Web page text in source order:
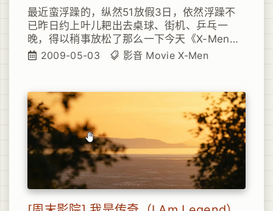
最近蛮浮躁的，纵然51放假3日，依然浮躁不
已昨日约上叶儿耙出去桌球、街机、乒乓一
晚，得以稍事放松了那么一下今天《X-Men
4》上映，作为铁杆Fans，自然不能错过于是
2009-05-03 影音 Movie X-Men